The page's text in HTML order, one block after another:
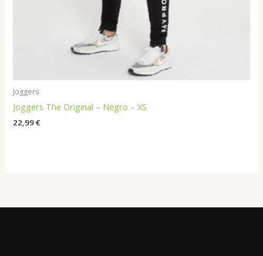
Joggers
Joggers The Original – Negro – XS
22,99€